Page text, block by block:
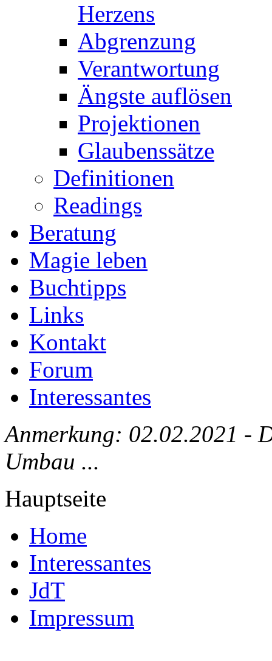
Herzens
Abgrenzung
Verantwortung
Ängste auflösen
Projektionen
Glaubenssätze
Definitionen
Readings
Beratung
Magie leben
Buchtipps
Links
Kontakt
Forum
Interessantes
Anmerkung: 02.02.2021 -
Umbau ...
Hauptseite
Home
Interessantes
JdT
Impressum